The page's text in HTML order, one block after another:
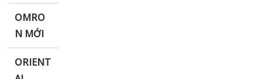
OMRO
N MỚI
ORIENT